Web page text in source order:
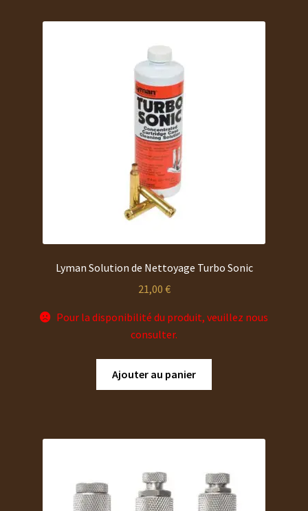
Lyman Solution de Nettoyage Turbo Sonic
21,00 €
Pour la disponibilité du produit, veuillez nous
consulter.
Ajouter au panier